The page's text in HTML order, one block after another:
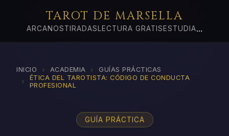
TAROT DE MARSELLA
ARCANOSTIRADAS LECTURA GRATIS ESTUDIA...
INICIO › ACADEMIA › GUÍAS PRÁCTICAS
›
ÉTICA DEL TAROTISTA: CÓDIGO DE CONDUCTA
PROFESIONAL
GUÍA PRÁCTICA